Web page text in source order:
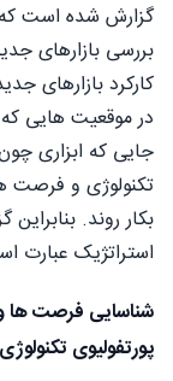
گزارش شده است که
بررسی بازارهای
کارکرد بازارهای
در موقعیت هایی که
جایی که ابزاری
تکنولوژی و فرصت
بکار روند.
استراتژیک عبارت
شناسایی فرصت ها
پورتفولیوی تکنولوژی